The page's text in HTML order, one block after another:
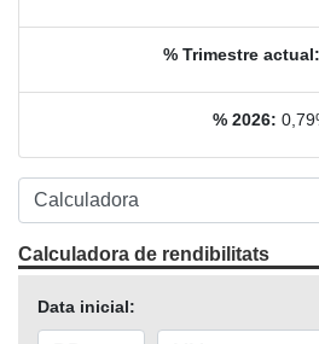
% Trimestre actual:
% 2026:
Calculadora de rendibilitats
Data inicial: